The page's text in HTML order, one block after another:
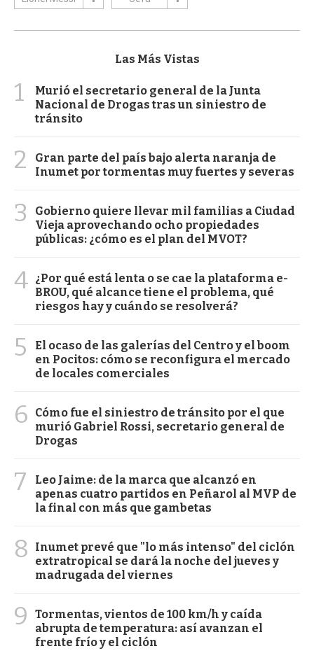
Las Más Vistas
1
Murió el secretario general de la Junta
Nacional de Drogas tras un siniestro de
tránsito
2
Gran parte del país bajo alerta naranja de
Inumet por tormentas muy fuertes y severas
3
Gobierno quiere llevar mil familias a Ciudad
Vieja aprovechando ocho propiedades
públicas: ¿cómo es el plan del MVOT?
4 ¿Por qué está lenta o se cae la plataforma e-
BROU, qué alcance tiene el problema, qué
riesgos hay y cuándo se resolverá?
5
El ocaso de las galerías del Centro y el boom
en Pocitos: cómo se reconfigura el mercado
de locales comerciales
6
Cómo fue el siniestro de tránsito por el que
murió Gabriel Rossi, secretario general de
Drogas
7
Leo Jaime: de la marca que alcanzó en
apenas cuatro partidos en Peñarol al MVP de
la final con más que gambetas
8
Inumet prevé que "lo más intenso" del ciclón
extratropical se dará la noche del jueves y
madrugada del viernes
9
Tormentas, vientos de 100 km/h y caída
abrupta de temperatura: así avanzan el
frente frío y el ciclón